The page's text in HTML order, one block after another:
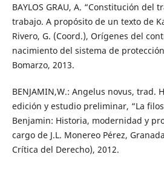
BAYLOS GRAU, A. “Constitución del
trabajo. A propósito de un texto de
Rivero, G. (Coord.), Orígenes del
nacimiento del sistema de
Bomarzo, 2013.
BENJAMIN,W.: Angelus novus, trad.
edición y estudio preliminar, “La
Benjamin: Historia, modernidad y
cargo de J.L. Monereo Pérez,
Crítica del Derecho), 2012.